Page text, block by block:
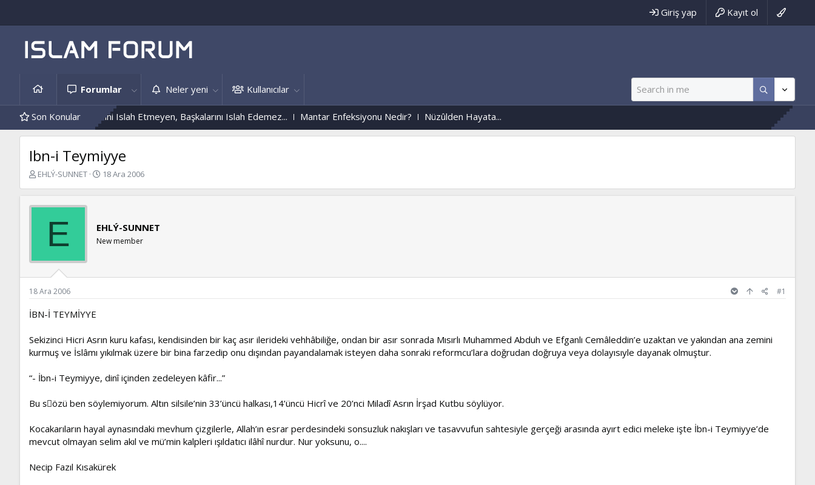
Giriş yap Kayıt ol
Forumlar Neler yeni Kullanıcılar
Son Konular
Örnekleri Kendini Islah Etmeyen, Başkalarını Islah Edemez... Mantar Enfeksiyonu Nedir? Nüzûlden Hayata...
Ibn-i Teymiyye
K
b
a
a
a
EHLÝ-SUNNET
B
n
g
18 Ara 2006
E EHLÝ-SUNNET
New member
18 Ara 2006 #1
İBN-İ TEYMİYYE
Sekizinci Hicri Asrın kuru kafası, kendisinden bir kaç asır ilerideki vehhâbiliğe, ondan bir asır sonrada Mısırlı Muhammed Abduh ve Efganlı Cemâleddin’e uzaktan ve yakından ana zemini
kurmuş ve İslâmı yıkılmak üzere bir bina farzedip onu dışından payandalamak isteyen daha sonraki reformcu’lara doğrudan doğruya veya dolayısıyle dayanak olmuştur.
“- İbn-i Teymiyye, dinî içinden zedeleyen kâfir...”
Bu sِözü ben söylemiyorum. Altın silsile’nin 33’üncü halkası,14’üncü Hicrî ve 20’nci Miladî Asrın İrşad Kutbu söylüyor.
Kocakarıların hayal aynasındaki mevhum çizgilerle, Allah’ın esrar perdesindeki sonsuzluk nakışları ve tasavvufun sahtesiyle gerçeği arasında ayırt edici meleke işte İbn-i Teymiyye’de
mevcut olmayan selim akıl ve mü’min kalpleri ışıldatıcı ilâhî nurdur. Nur yoksunu, o....
Necip Fazıl Kısakürek